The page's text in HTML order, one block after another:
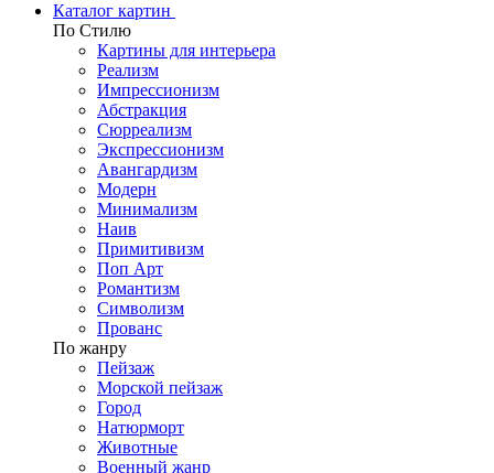
Каталог картин
По Стилю
Картины для интерьера
Реализм
Импрессионизм
Абстракция
Сюрреализм
Экспрессионизм
Авангардизм
Модерн
Минимализм
Наив
Примитивизм
Поп Арт
Романтизм
Символизм
Прованс
По жанру
Пейзаж
Морской пейзаж
Город
Натюрморт
Животные
Военный жанр